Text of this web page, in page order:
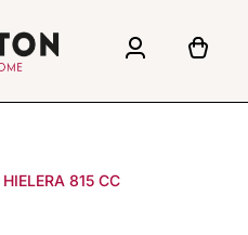
HIELERA 815 CC